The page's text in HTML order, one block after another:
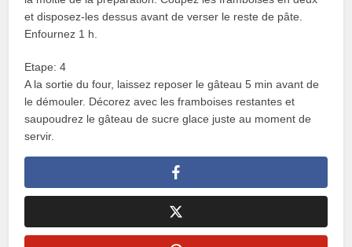
et disposez-les dessus avant de verser le reste de pâte.
Enfournez 1 h.
Etape: 4
A la sortie du four, laissez reposer le gâteau 5 min avant de
le démouler. Décorez avec les framboises restantes et
saupoudrez le gâteau de sucre glace juste au moment de
servir.